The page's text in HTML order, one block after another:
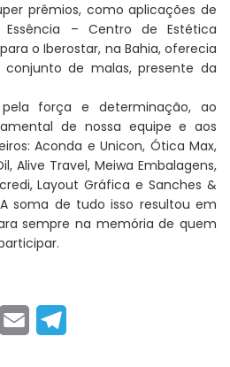
prêmios, como aplicações de
– Centro de Estética
o Iberostar, na Bahia, oferecia
de malas, presente da
força e determinação, ao
de nossa equipe e aos
Aconda e Unicon, Ótica Max,
Alive Travel, Meiwa Embalagens,
Layout Gráfica e Sanches &
soma de tudo isso resultou em
sempre na memória de quem
Twitter Email